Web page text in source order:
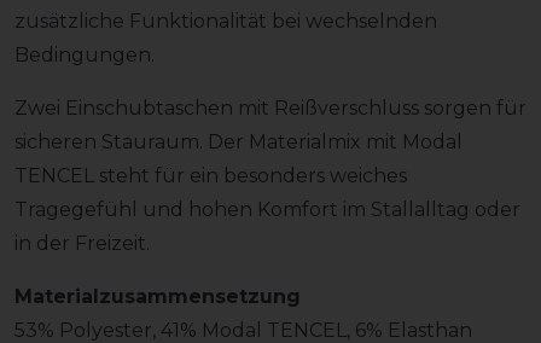
zusätzliche Funktionalität bei wechselnden
Bedingungen.
Zwei Einschubtaschen mit Reißverschluss sorgen für
sicheren Stauraum. Der Materialmix mit Modal
TENCEL steht für ein besonders weiches
Tragegefühl und hohen Komfort im Stallalltag oder
in der Freizeit.
Materialzusammensetzung
53% Polyester, 41% Modal TENCEL, 6% Elasthan